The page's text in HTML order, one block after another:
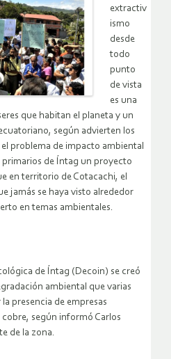
extractiv
ismo
desde
todo
punto
de vista
es una
que habitan el planeta y un
según advierten los
problema de impacto ambiental
primarios de Íntag un proyecto
en territorio de Cotacachi, el
jamás se haya visto alrededor
en temas ambientales.
de Íntag (Decoin) se creó
ambiental que varias
presencia de empresas
según informó Carlos
de la zona.